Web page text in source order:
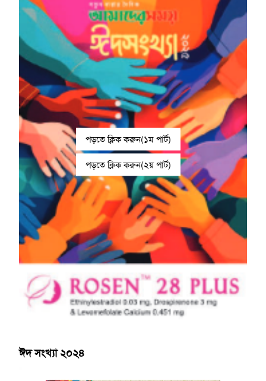
পড়তে ক্লিক করুন(১ম পার্ট)
পড়তে ক্লিক করুন(২য় পার্ট)
ঈদ সংখ্যা ২০২৪